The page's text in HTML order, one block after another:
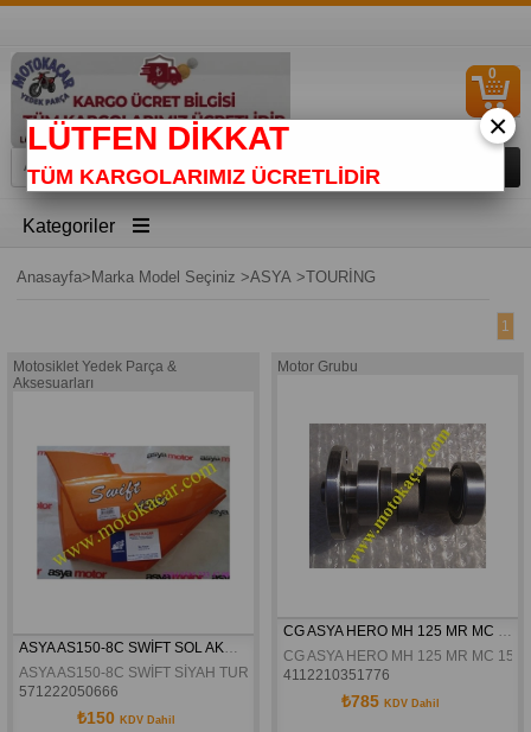
0
Kategoriler
Anasayfa> Marka Model Seçiniz >ASYA>TOURİNG
1
Motosiklet Yedek Parça &
Aksesuarları
ASYA AS150-8C SWİFT SİYAH TURUNCU SOL AKÜ YAN KAPAK ORJİNAL
571222050666
₺150 KDV Dahil
Motor Grubu
CG ASYA HERO MH 125 MR MC 150
4112210351776
₺785 KDV Dahil
×
LÜTFEN DİKKAT
TÜM KARGOLARIMIZ ÜCRETLİDİR